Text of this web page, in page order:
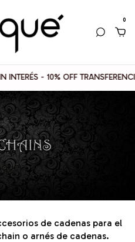
0
TRANSFERENCIAS 📦 ENVIOS
de cadenas para el
o arnés de cadenas.